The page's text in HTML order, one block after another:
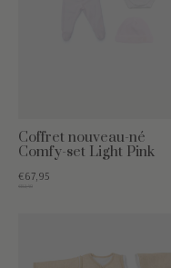
Coffret nouveau-né
Comfy-set Light Pink
€67,95
€82,40